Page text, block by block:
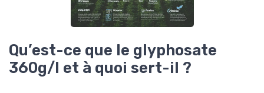
Qu’est-ce que le glyphosate
360g/l et à quoi sert-il ?